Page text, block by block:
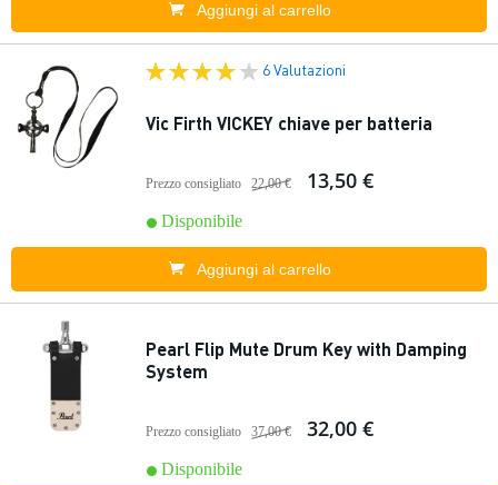
Aggiungi al carrello
6 Valutazioni
Vic Firth VICKEY chiave per batteria
Prezzo consigliato 22,00 € 13,50 €
Disponibile
Aggiungi al carrello
Pearl Flip Mute Drum Key with Damping
System
Prezzo consigliato 37,00 € 32,00 €
Disponibile